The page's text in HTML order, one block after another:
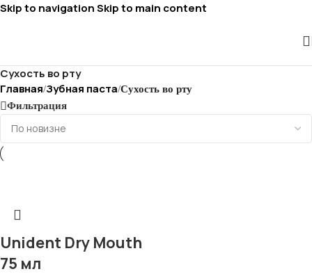
Skip to navigationSkip to main content
Сухость во рту
Главная/Зубная паста/Сухость во рту
Фильтрация
Unident Dry Mouth
75 мл